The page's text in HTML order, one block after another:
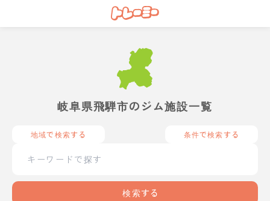
岐阜県飛騨市のジム施設一覧
地域で検索する 条件で検索する
検索する